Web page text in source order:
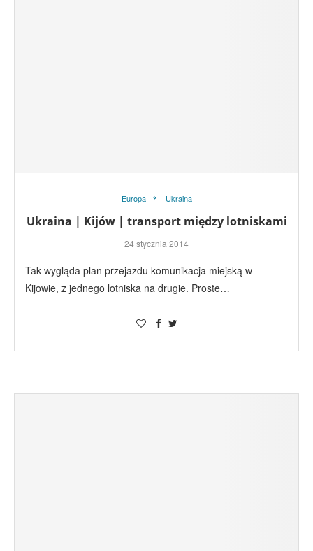
Europa Ukraina
Ukraina | Kijów | transport między lotniskami
24 stycznia 2014
Tak wygląda plan przejazdu komunikacja miejską w
Kijowie, z jednego lotniska na drugie. Proste…